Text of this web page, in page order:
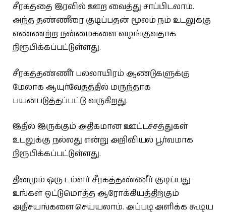
சீரகத்தை இரவில் ஊற வைத்து சாப்பிடலாம்.
அந்த தண்ணீரை குடிப்பதன் மூலம் நம் உடலுக்கு
எண்ணற்ற நன்மைகளை வழங்குவதாக
நிரூபிக்கப்பட்டுள்ளது.
சீரகத்தண்ணீர் பல்லாயிரம் ஆண்டுகளுக்கு
மேலாக ஆயுர்வேதத்தில் மருந்தாக
பயன்படுத்தப்பட்டு வருகிறது.
இதில் இருக்கும் அதிகமான ஊட்டச்சத்துகள்
உடலுக்கு நல்லது என்று அறிவியல் பூர்வமாக
நிரூபிக்கப்பட்டுள்ளது.
தினமும் ஒரு டம்ளர் சீரகத்தண்ணீர் குடிப்பது
உங்கள் ஒட்டுமொத்த ஆரோக்கியத்திற்கும்
அதிசயங்களை செய்யலாம். அப்படி அளிக்க கூடிய